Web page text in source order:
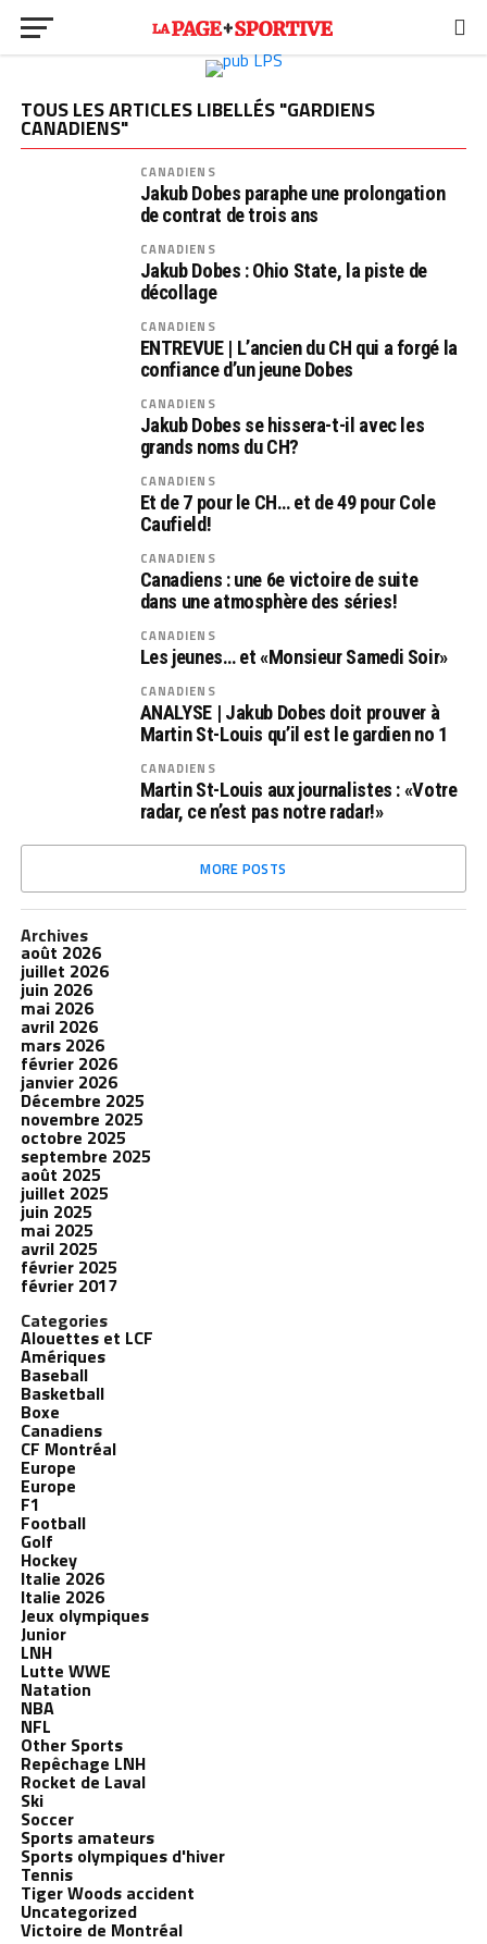
TOUS LES ARTICLES LIBELLÉS "GARDIENS
CANADIENS"
CANADIENS
Jakub Dobes paraphe une prolongation
de contrat de trois ans
CANADIENS
Jakub Dobes : Ohio State, la piste de
décollage
CANADIENS
ENTREVUE | L’ancien du CH qui a forgé la
confiance d’un jeune Dobes
CANADIENS
Jakub Dobes se hissera-t-il avec les
grands noms du CH?
CANADIENS
Et de 7 pour le CH… et de 49 pour Cole
Caufield!
CANADIENS
Canadiens : une 6e victoire de suite
dans une atmosphère des séries!
CANADIENS
Les jeunes… et «Monsieur Samedi Soir»
CANADIENS
ANALYSE | Jakub Dobes doit prouver à
Martin St-Louis qu’il est le gardien no 1
CANADIENS
Martin St-Louis aux journalistes : «Votre
radar, ce n’est pas notre radar!»
MORE POSTS
Archives
août 2026
juillet 2026
juin 2026
mai 2026
avril 2026
mars 2026
février 2026
janvier 2026
Décembre 2025
novembre 2025
octobre 2025
septembre 2025
août 2025
juillet 2025
juin 2025
mai 2025
avril 2025
février 2025
février 2017
Categories
Alouettes et LCF
Amériques
Baseball
Basketball
Boxe
Canadiens
CF Montréal
Europe
Europe
F1
Football
Golf
Hockey
Italie 2026
Italie 2026
Jeux olympiques
Junior
LNH
Lutte WWE
Natation
NBA
NFL
Other Sports
Repêchage LNH
Rocket de Laval
Ski
Soccer
Sports amateurs
Sports olympiques d'hiver
Tennis
Tiger Woods accident
Uncategorized
Victoire de Montréal